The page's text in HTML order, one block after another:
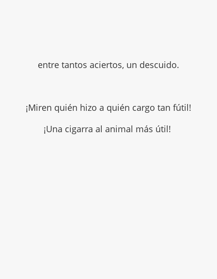
entre tantos aciertos, un descuido.
¡Miren quién hizo a quién cargo tan fútil!
¡Una cigarra al animal más útil!